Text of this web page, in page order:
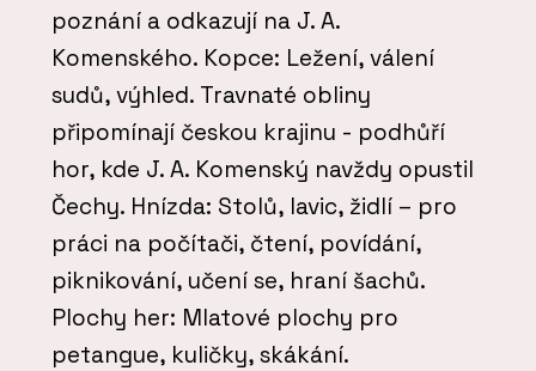
poznání a odkazují na J. A.
Komenského. Kopce: Ležení, válení
sudů, výhled. Travnaté obliny
připomínají českou krajinu - podhůří
hor, kde J. A. Komenský navždy opustil
Čechy. Hnízda: Stolů, lavic, židlí – pro
práci na počítači, čtení, povídání,
piknikování, učení se, hraní šachů.
Plochy her: Mlatové plochy pro
petangue, kuličky, skákání.